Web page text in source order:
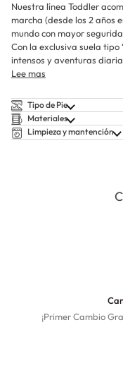
Nuestra línea Toddler
marcha (desde los 2 años
mundo con mayor
Con la exclusiva suela
intensos y aventuras
Lee mas
Tipo de Pie
Materiales
Limpieza y mantención
¡Primer Cambio